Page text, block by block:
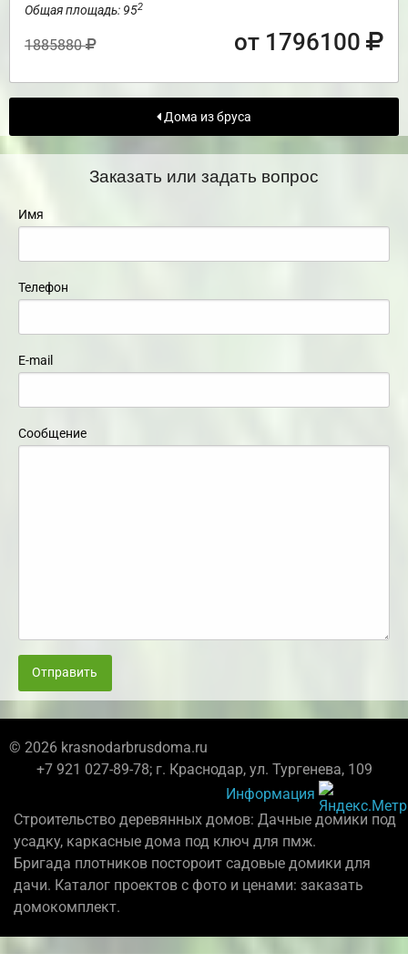
Общая площадь: 952
1885880 от 1796100
Дома из бруса
Заказать или задать вопрос
Имя
Телефон
E-mail
Сообщение
Отправить
© 2026 krasnodarbrusdoma.ru
+7 921 027-89-78; г. Краснодар, ул. Тургенева, 109
Информация
Строительство деревянных домов: Дачные домики под
усадку, каркасные дома под ключ для пмж.
Бригада плотников постороит садовые домики для
дачи. Каталог проектов с фото и ценами: заказать
домокомплект.